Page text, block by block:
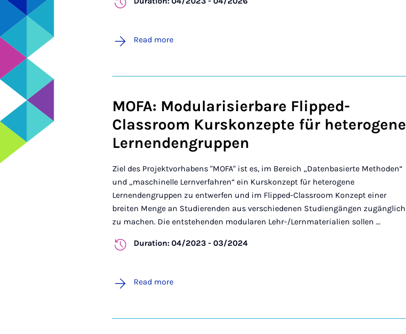
Read more
MOFA: Modularisierbare Flipped-
Classroom Kurskonzepte für heterogene
Lernendengruppen
Ziel des Projektvorhabens "MOFA" ist es, im Bereich „Datenbasierte Methoden“
und „maschinelle Lernverfahren“ ein Kurskonzept für heterogene
Lernendengruppen zu entwerfen und im Flipped-Classroom Konzept einer
breiten Menge an Studierenden aus verschiedenen Studiengängen zugänglich
zu machen. Die entstehenden modularen Lehr-/Lernmaterialien sollen ...
Duration: 04/2023 - 03/2024
Read more